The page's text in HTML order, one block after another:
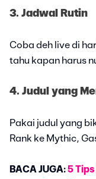
3. Jadwal Rutin
Coba deh live di
tahu kapan harus
4. Judul yang
Pakai judul yang
Rank ke Mythic,
BACA JUGA:5 Tips